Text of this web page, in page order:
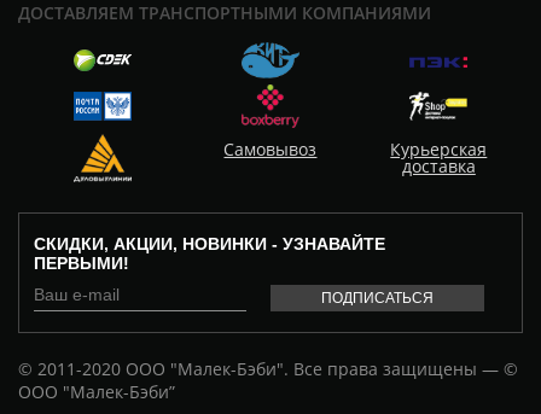
СКИДКИ, АКЦИИ, НОВИНКИ - УЗНАВАЙТЕ
ПЕРВЫМИ!
© 2011-2020 ООО "Малек-Бэби". Все права защищены — ©
ООО "Малек-Бэби”
ДОСТАВЛЯЕМ ТРАНСПОРТНЫМИ КОМПАНИЯМИ
Самовывоз Курьерская
доставка